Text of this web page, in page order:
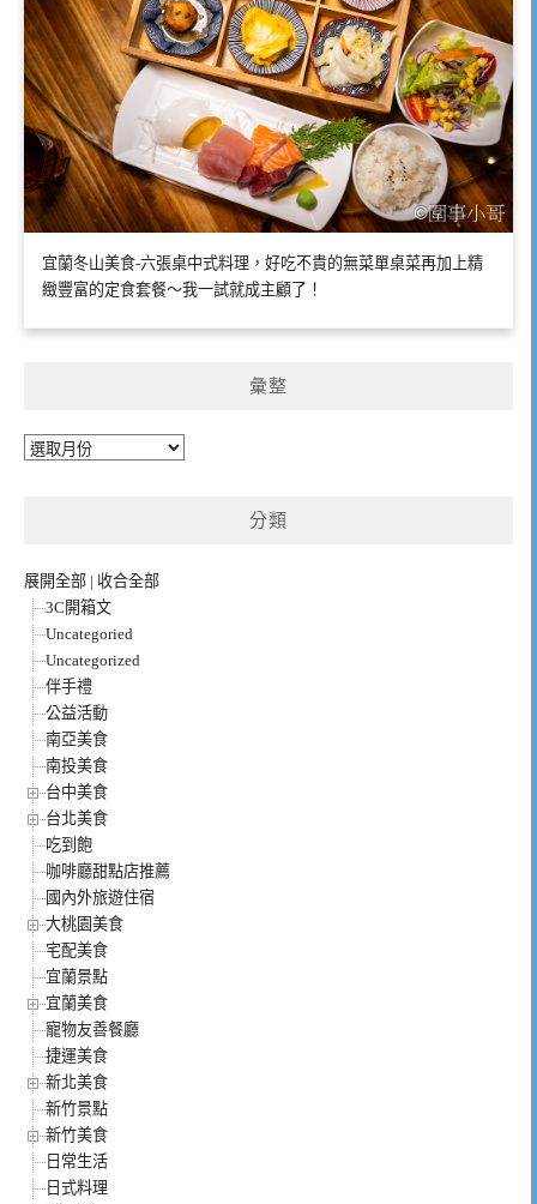
宜蘭冬山美食-六張桌中式料理，好吃不貴的無菜單桌菜再加上精
緻豐富的定食套餐～我一試就成主顧了！
彙整
彙
分類
展開全部 | 收合全部
3C開箱文
Uncategoried
Uncategorized
伴手禮
公益活動
南亞美食
南投美食
台中美食
台北美食
吃到飽
咖啡廳甜點店推薦
國內外旅遊住宿
大桃園美食
宅配美食
宜蘭景點
宜蘭美食
寵物友善餐廳
捷運美食
新北美食
新竹景點
新竹美食
日常生活
日式料理